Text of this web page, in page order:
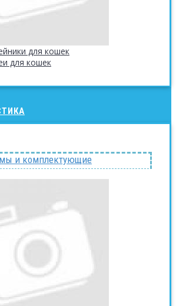
для кошек
для кошек
и комплектующие